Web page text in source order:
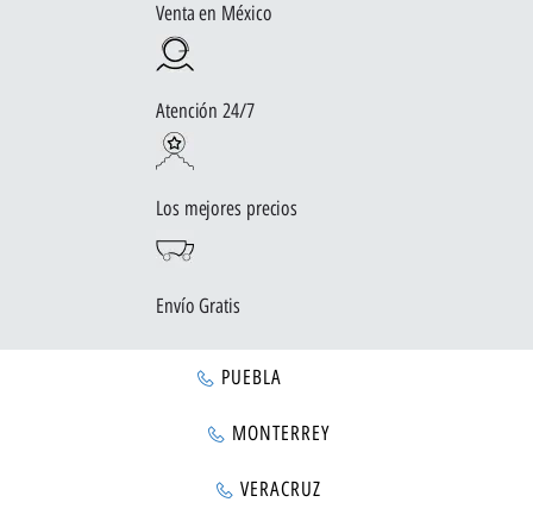
Venta en México
Atención 24/7
Los mejores precios
Envío Gratis
PUEBLA
MONTERREY
VERACRUZ